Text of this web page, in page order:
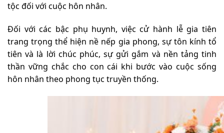
tộc đối với cuộc hôn nhân.
Đối với các bậc phụ huynh, việc cử hành lễ gia tiên
trang trọng thể hiện nề nếp gia phong, sự tôn kính tổ
tiên và là lời chúc phúc, sự gửi gắm và nền tảng tinh
thần vững chắc cho con cái khi bước vào cuộc sống
hôn nhân theo phong tục truyền thống.